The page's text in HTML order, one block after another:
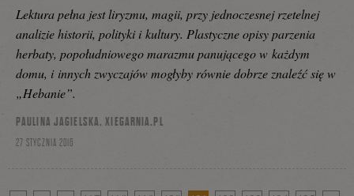
Lektura pełna jest liryzmu, magii, przy jednoczesnej rzetelnej
analizie historii, polityki i kultury. Plastyczne opisy parzenia
herbaty, popołudniowego marazmu panującego w każdym
domu, i innych zwyczajów mogłyby równie dobrze znaleźć się w
„Hebanie”.
PAULINA JAGIELSKA, XIEGARNIA.PL
27 STYCZNIA 2016